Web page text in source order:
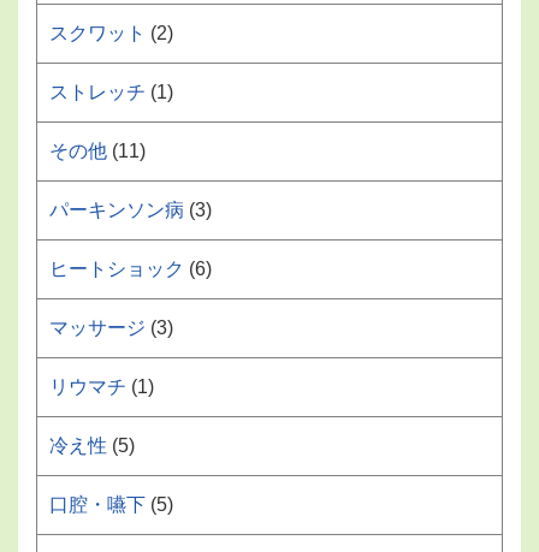
スクワット (2)
ストレッチ (1)
その他 (11)
パーキンソン病 (3)
ヒートショック (6)
マッサージ (3)
リウマチ (1)
冷え性 (5)
口腔・嚥下 (5)